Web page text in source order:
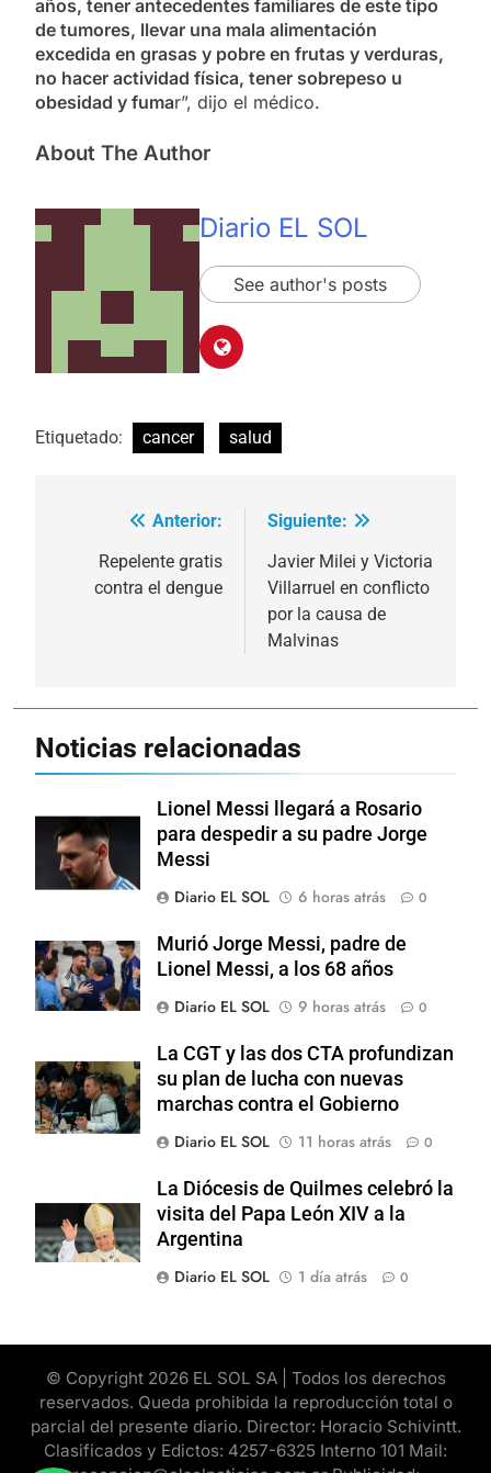
años, tener antecedentes familiares de este tipo
de tumores, llevar una mala alimentación
excedida en grasas y pobre en frutas y verduras,
no hacer actividad física, tener sobrepeso u
obesidad y fumar”, dijo el médico.
About The Author
Diario EL SOL
See author's posts
Etiquetado: cancer salud
Navegación
Anterior:
Repelente gratis
contra el dengue
Siguiente:
Javier Milei y Victoria
Villarruel en conflicto
por la causa de
Malvinas
Noticias relacionadas
Lionel Messi llegará a Rosario
para despedir a su padre Jorge
Messi
Diario EL SOL
6 horas atrás 0
Murió Jorge Messi, padre de
Lionel Messi, a los 68 años
Diario EL SOL
9 horas atrás 0
La CGT y las dos CTA profundizan
su plan de lucha con nuevas
marchas contra el Gobierno
Diario EL SOL
11 horas atrás 0
La Diócesis de Quilmes celebró la
visita del Papa León XIV a la
Argentina
Diario EL SOL
1 día atrás 0
© Copyright 2026 EL SOL SA | Todos los derechos
reservados. Queda prohibida la reproducción total o
parcial del presente diario. Director: Horacio Schivintt.
Clasificados y Edictos: 4257-6325 Interno 101 Mail: